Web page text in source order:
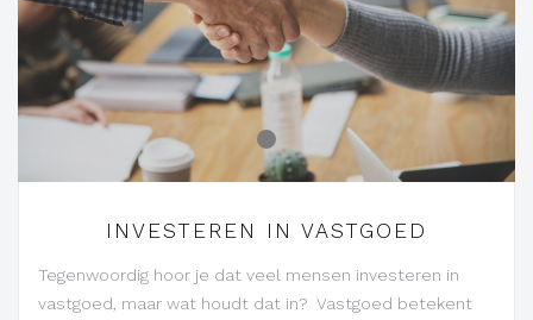
-
INVESTEREN IN VASTGOED
Tegenwoordig hoor je dat veel mensen investeren in
vastgoed, maar wat houdt dat in? Vastgoed betekent